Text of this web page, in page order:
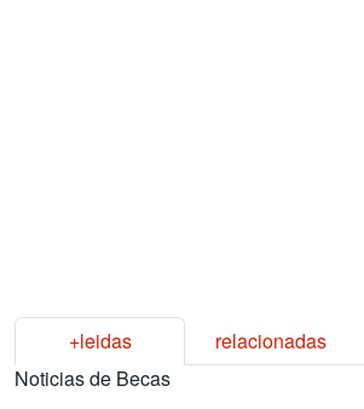
+leidas relacionadas
Noticias de Becas